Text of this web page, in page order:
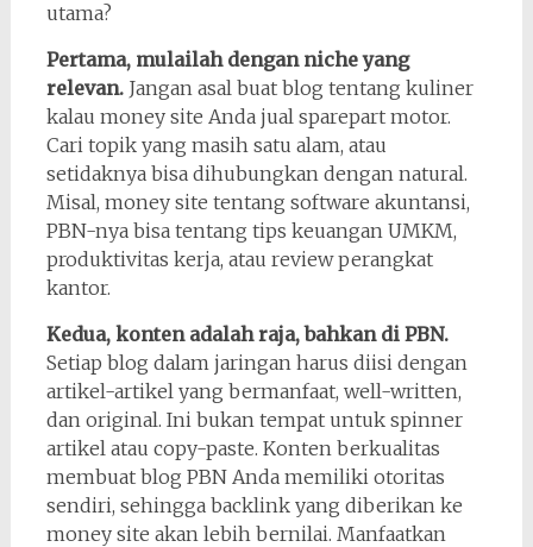
utama?
Pertama, mulailah dengan niche yang
relevan.Jangan asal buat blog tentang kuliner
kalau money site Anda jual sparepart motor.
Cari topik yang masih satu alam, atau
setidaknya bisa dihubungkan dengan natural.
Misal, money site tentang software akuntansi,
PBN-nya bisa tentang tips keuangan UMKM,
produktivitas kerja, atau review perangkat
kantor.
Kedua, konten adalah raja, bahkan di PBN.
Setiap blog dalam jaringan harus diisi dengan
artikel-artikel yang bermanfaat, well-written,
dan original. Ini bukan tempat untuk spinner
artikel atau copy-paste. Konten berkualitas
membuat blog PBN Anda memiliki otoritas
sendiri, sehingga backlink yang diberikan ke
money site akan lebih bernilai. Manfaatkan